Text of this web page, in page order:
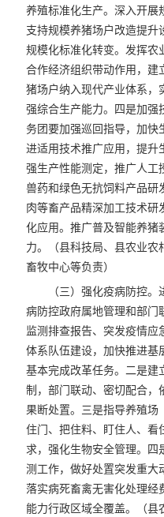
养殖标准化生产。深入开展
支持规模养猪场户改造提升
规模化标准化转变。发挥农
合作经济组织带动作用，建
猪场户纳入现代产业体系，
强综合生产能力。四是加强
务团要加强巡回指导，加快
进适用技术推广应用，提升
强生产性能测定，推广人工
兽药和绿色无抗饲料产品研
肉等畜产品精深加工技术
化应用。推广普及智能养猪
力。（县科技局、县农业农
畜牧中心等负责）
（三）强化疫病防控
病防控政府属地管理和部门
监测排查报告、突发疫情应
体系队伍建设，加快推进基
基本完成改革任务。二是建
制，部门联动、密切配合，
果断处置。三是指导养殖场
住门、把住料、盯住人、看
求，强化生物安全管理。四
测工作，做好处置突发重大
落实病死畜禽无害化处理经
能力行政区域全覆盖。（县